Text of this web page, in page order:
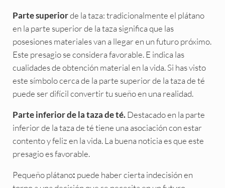
Parte superiorde la taza: tradicionalmente el plátano
en la parte superior de la taza significa que las
posesiones materiales van a llegar en un futuro próximo.
Este presagio se considera favorable. E indica las
cualidades de obtención material en la vida. Si has visto
este símbolo cerca de la parte superior de la taza de té
puede ser difícil convertir tu sueño en una realidad.
Parte inferior de la taza de té.Destacado en la parte
inferior de la taza de té tiene una asociación con estar
contento y feliz en la vida. La buena noticia es que este
presagio es favorable.
Pequeño plátano: puede haber cierta indecisión en